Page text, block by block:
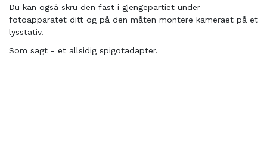
Du kan også skru den fast i gjengepartiet under
fotoapparatet ditt og på den måten montere kameraet på et
lysstativ.
Som sagt - et allsidig spigotadapter.